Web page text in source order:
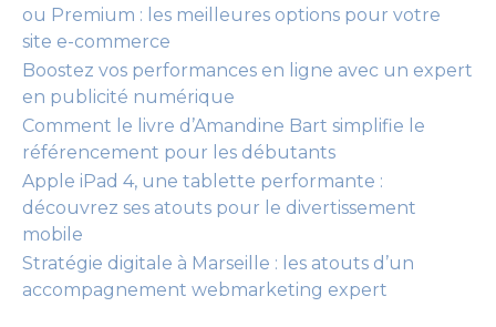
ou Premium : les meilleures options pour votre
site e-commerce
Boostez vos performances en ligne avec un expert
en publicité numérique
Comment le livre d’Amandine Bart simplifie le
référencement pour les débutants
Apple iPad 4, une tablette performante :
découvrez ses atouts pour le divertissement
mobile
Stratégie digitale à Marseille : les atouts d’un
accompagnement webmarketing expert